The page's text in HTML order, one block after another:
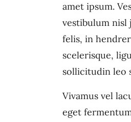
amet ipsum.
vestibulum nisl
felis, in
scelerisque,
sollicitudin leo
Vivamus vel
eget